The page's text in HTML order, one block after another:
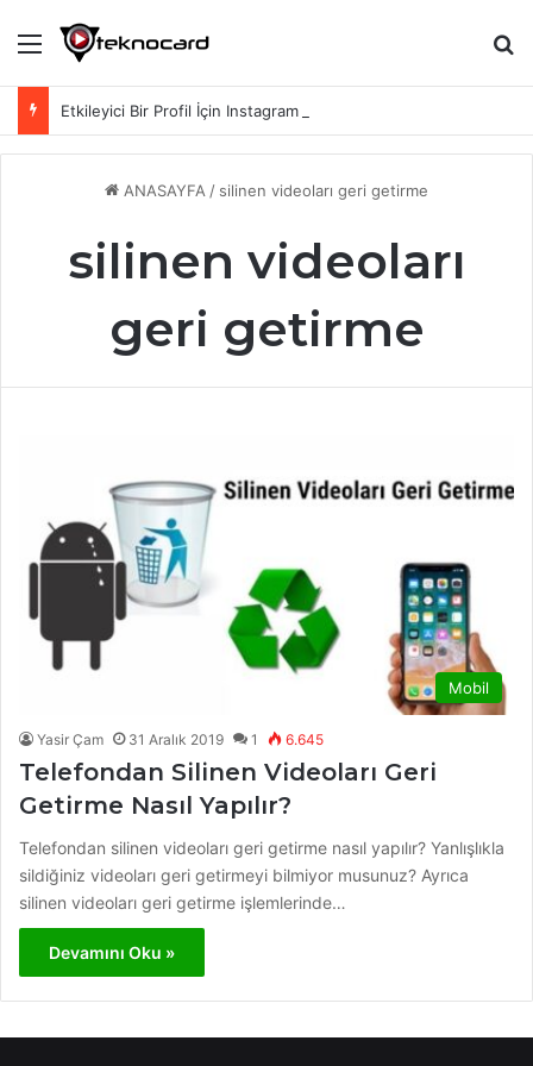
Menü
Etkileyici Bir Profil İçin Instagram Biyografi Sözleri
ANASAYFA / silinen videoları geri getirme
silinen videoları
geri getirme
Mobil
Yasir Çam 31 Aralık 2019 1 6.645
Telefondan Silinen Videoları Geri
Getirme Nasıl Yapılır?
Telefondan silinen videoları geri getirme nasıl yapılır? Yanlışlıkla
sildiğiniz videoları geri getirmeyi bilmiyor musunuz? Ayrıca
silinen videoları geri getirme işlemlerinde…
Devamını Oku »